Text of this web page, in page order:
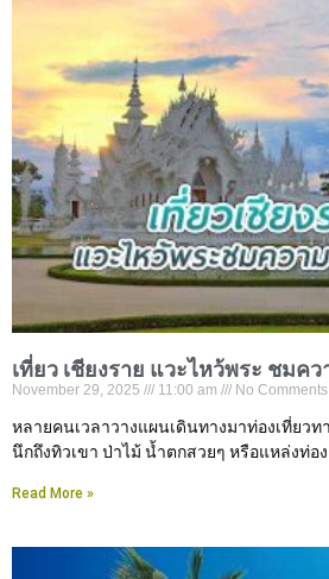
เที่ยว เชียงราย แวะไหว้พระ ชมค
November 29, 2025 11:00 am No Comments
หลายคนเวลาวางแผนเดินทางมาท่องเที่ยวท
นึกถึงทิวเขา ป่าไม้ น้ำตกสวยๆ หรือแหล่งท่อ
Read More »